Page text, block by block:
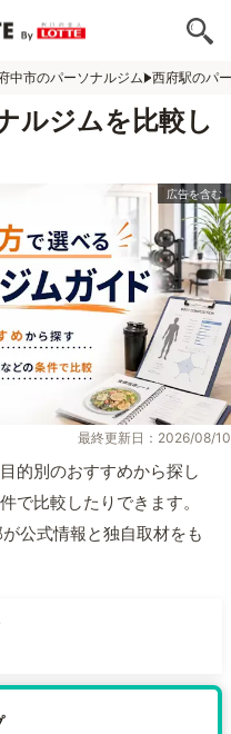
中市のパーソナルジム 西府駅のパ
ルジムを比較し
最終更新日：2026/08/10
的別のおすすめから探し
で比較したりできます。
公式情報と独自取材をも